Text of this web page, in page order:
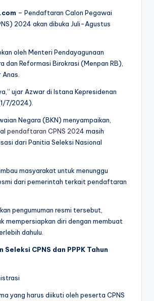
– Pendaftaran Calon Pegawai
2024 akan dibuka Juli-Agustus
oleh Menteri Pendayagunaan
dan Reformasi Birokrasi (Menpan RB),
ujar Azwar di Istana Kepresidenan
7/2024).
Negara (BKN) menyampaikan,
pendaftaran CPNS 2024 masih
dari Panitia Seleksi Nasional
masyarakat untuk menunggu
dari pemerintah terkait pendaftaran
pengumuman resmi tersebut,
mempersiapkan diri dengan membuat
dahulu.
Seleksi CPNS dan PPPK Tahun
yang harus diikuti oleh peserta CPNS